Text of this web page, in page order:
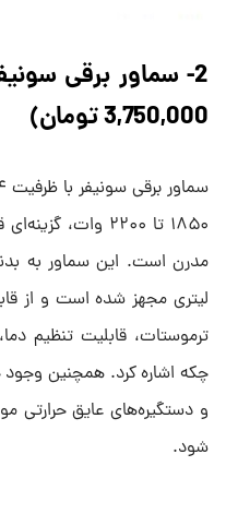
3,750,000 تومان)
۱۸۵۰ تا ۲۲۰۰
لیتری مجهز شده است و از
ترموستات، قابلیت تنظیم
چکه اشاره کرد. همچنین
و دستگیره‌های عایق حرارتی
شود.